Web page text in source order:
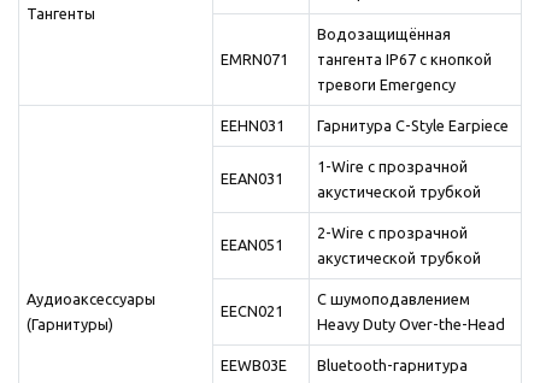
Тангенты
EMRN071
Водозащищённая
тангента IP67 с кнопкой
тревоги Emergency
Аудиоаксессуары
(Гарнитуры)
EEHN031 Гарнитура C-Style Earpiece
EEAN031
1-Wire с прозрачной
акустической трубкой
EEAN051
2-Wire с прозрачной
акустической трубкой
EECN021
С шумоподавлением
Heavy Duty Over-the-Head
EEWB03E Bluetooth-гарнитура